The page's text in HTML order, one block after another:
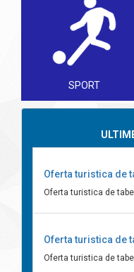
SPORT
Oferta turistica de
Oferta turistica de
Oferta turistica de
Oferta turistica de